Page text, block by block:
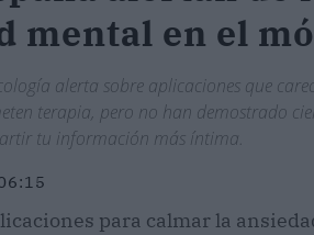
mental en el
alerta sobre aplicaciones que
terapia, pero no han demostrado
tu información más íntima.
para calmar la